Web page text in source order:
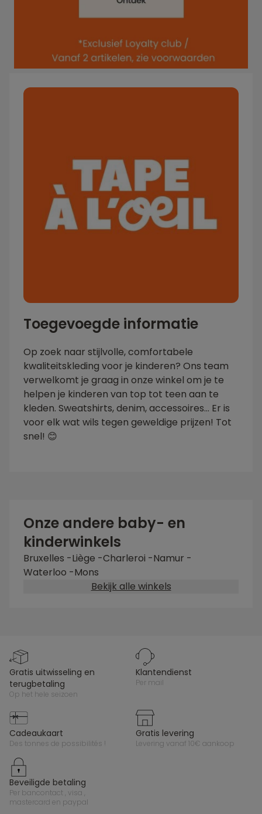
Toegevoegde informatie
Op zoek naar stijlvolle, comfortabele
kwaliteitskleding voor je kinderen? Ons team
verwelkomt je graag in onze winkel om je te
helpen je kinderen van top tot teen aan te
kleden. Sweatshirts, denim, accessoires... Er is
voor elk wat wils tegen geweldige prijzen! Tot
snel! 😊
Onze andere baby- en
kinderwinkels
Bruxelles -Liège -Charleroi -Namur -
Waterloo -Mons
Bekijk alle winkels
gratis uitwisseling en
terugbetaling
op het hele seizoen
klantendienst
per mail
cadeaukaart
des tonnes de possibilités !
gratis levering
levering vanaf 10€ aankoop
beveiligde betaling
per bancontact , visa ,
mastercard en paypal